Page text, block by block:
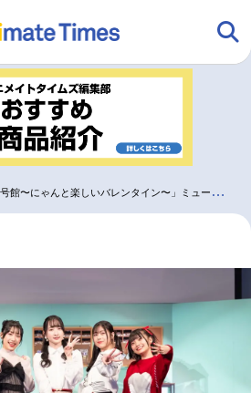
ング アニメ
トレンド
にゃんと楽しいバレンタイン〜」ミュージックレイン3期生インタビュー